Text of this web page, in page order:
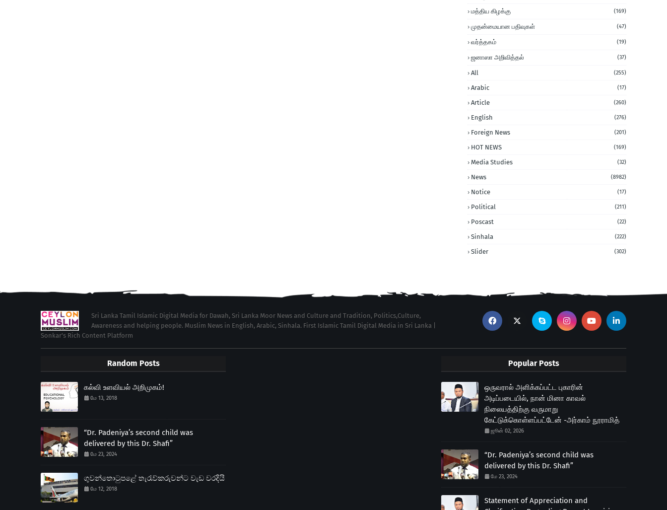
மத்திய கிழக்கு (169)
முதன்மையான பதிவுகள் (47)
வர்த்தகம் (19)
ஜனாஸா அறிவித்தல் (37)
All (255)
Arabic (17)
Article (260)
English (276)
Foreign News (201)
HOT NEWS (169)
Media Studies (32)
News (8982)
Notice (17)
Political (211)
Poscast (22)
Sinhala (222)
Slider (302)
Sri Lanka Tamil Islamic Digital Media for Dawah, Sri Lanka Moor News and Culture and Tradition, Politics,Culture,
Awareness and helping people. Muslim News in English, Arabic, Sinhala. First Islamic Tamil Digital Media in Sri Lanka |
Sonkar's Rich Content Platform
Random Posts
கல்வி உளவியல் அறிமுகம்!
மே 13, 2018
“Dr. Padeniya’s second child was
delivered by this Dr. Shafi”
மே 23, 2024
ගුවන්තොටුපළේ තැරැව්කරුවන්ට වැඩ වරදියි
மே 12, 2018
Popular Posts
ஒருவரால் அளிக்கப்பட்ட புகாரின்
அடிப்படையில், நான் மினா காவல்
நிலையத்திற்கு வருமாறு
கேட்டுக்கொள்ளப்பட்டேன் -அர்காம் நூராமித்
ஜூன் 02, 2026
“Dr. Padeniya’s second child was
delivered by this Dr. Shafi”
மே 23, 2024
Statement of Appreciation and